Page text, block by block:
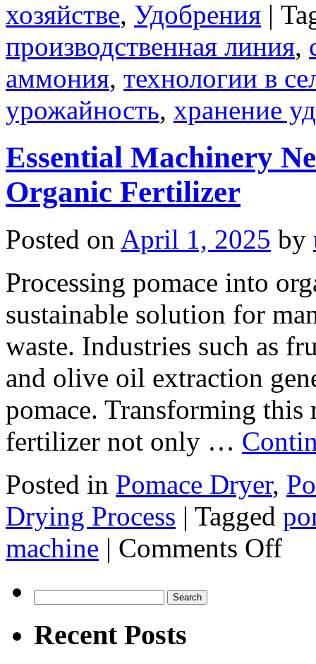
хозяйстве, Удобрения |
производственная линия,
аммония, технологии в
урожайность, хранение
Essential Machinery
Organic Fertilizer
Posted on April 1, 2025 by
Processing pomace into
sustainable solution for
waste. Industries such as
and olive oil extraction
pomace. Transforming
fertilizer not only …
Posted in Pomace Dryer,
Drying Process | Tagged
machine | Comments Offon
for:
Recent Posts